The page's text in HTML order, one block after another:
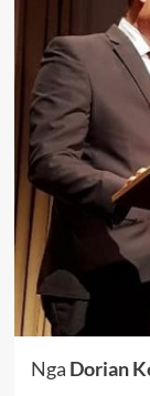
Nga Dorian